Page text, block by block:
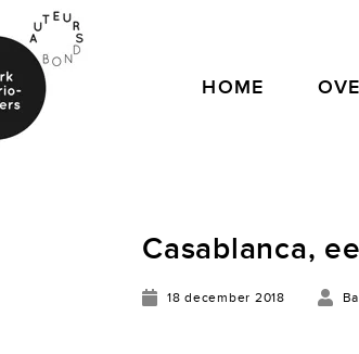
HOME
Casablanca,
18 december 2018